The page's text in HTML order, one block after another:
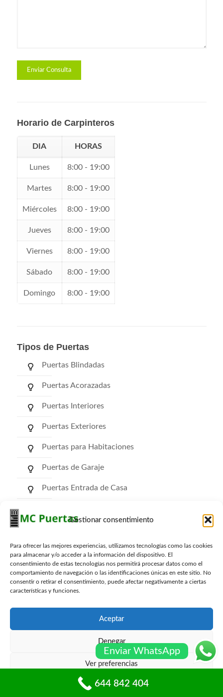
Gestionar consentimiento
Para ofrecer las mejores experiencias, utilizamos tecnologías como las cookies
para almacenar y/o acceder a la información del dispositivo. El
consentimiento de estas tecnologías nos permitirá procesar datos como el
comportamiento de navegación o las identificaciones únicas en este sitio. No
consentir o retirar el consentimiento, puede afectar negativamente a ciertas
características y funciones.
Aceptar
Denegar
Ver preferencias
Política de cookiesPolíticas de privacidad
Horario de Carpinteros
DIA HORAS
Lunes 8:00 - 19:00
Martes 8:00 - 19:00
Miércoles 8:00 - 19:00
Jueves 8:00 - 19:00
Viernes 8:00 - 19:00
Sábado 8:00 - 19:00
Domingo 8:00 - 19:00
Tipos de Puertas
Puertas Blindadas
Puertas Acorazadas
Puertas Interiores
Puertas Exteriores
Puertas para Habitaciones
Puertas de Garaje
Puertas Entrada de Casa
Puertas Trasteros
© mcpuertas.com Todos los derechos reservados -
Sitemap - Blog
Enviar WhatsApp
644 842 404